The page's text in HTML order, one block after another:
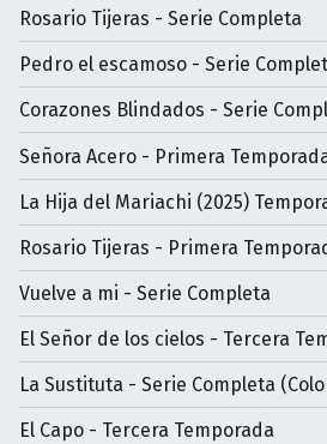
Rosario Tijeras - Serie Completa
Pedro el escamoso - Serie
Corazones Blindados - Serie
Señora Acero - Primera
La Hija del Mariachi (2025)
Rosario Tijeras - Primera
Vuelve a mi - Serie Completa
El Señor de los cielos - Tercera
La Sustituta - Serie Completa
El Capo - Tercera Temporada